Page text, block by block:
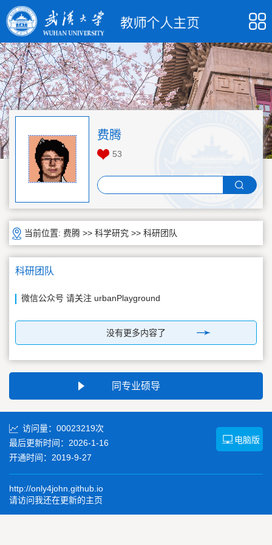
费腾
53
当前位置: 费腾 >> 科学研究 >> 科研团队
科研团队
微信公众号 请关注 urbanPlayground
没有更多内容了
同专业硕导
访问量： 00023219次
最后更新时间： 2026-1-16
开通时间： 2019-9-27
电脑版
http://only4john.github.io
请访问我还在更新的主页